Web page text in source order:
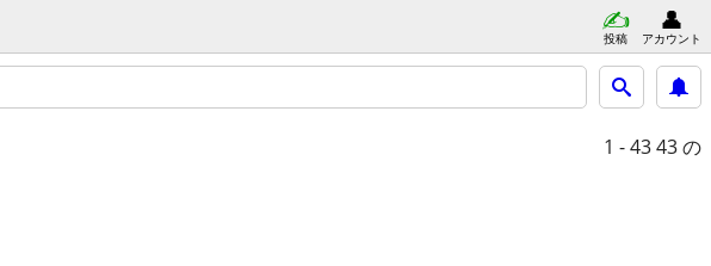
投稿 アカウント
1 - 4343 の